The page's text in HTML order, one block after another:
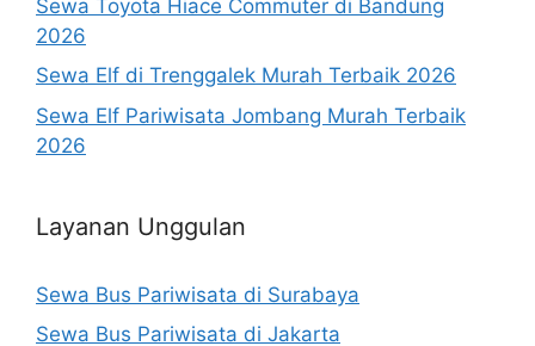
Sewa Toyota Hiace Commuter di Bandung
2026
Sewa Elf di Trenggalek Murah Terbaik 2026
Sewa Elf Pariwisata Jombang Murah Terbaik
2026
Layanan Unggulan
Sewa Bus Pariwisata di Surabaya
Sewa Bus Pariwisata di Jakarta